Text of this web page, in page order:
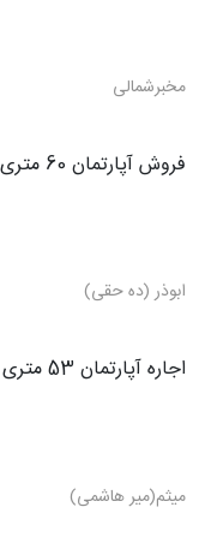
مخبرشمالی
فروش آپارتمان 60 متری
ابوذر (ده حقی)
اجاره آپارتمان 53 متری
میثم(میر هاشمی)